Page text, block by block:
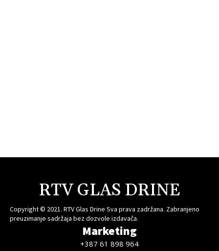
RTV GLAS DRINE
Copyright © 2021. RTV Glas Drine Sva prava zadržana. Zabranjeno
preuzimanje sadržaja bez dozvole izdavača.
Marketing
+387 61 898 964